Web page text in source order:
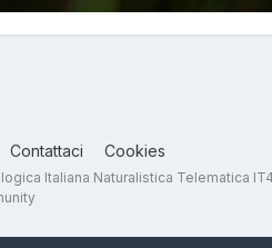
Contattaci Cookies
Italiana Naturalistica Telematica